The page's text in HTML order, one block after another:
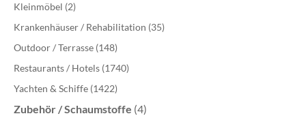
Kleinmöbel (2)
Krankenhäuser / Rehabilitation (35)
Outdoor / Terrasse (148)
Restaurants / Hotels (1740)
Yachten & Schiffe (1422)
Zubehör / Schaumstoffe (4)